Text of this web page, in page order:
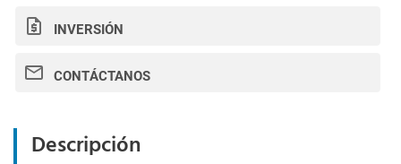
INVERSIÓN
CONTÁCTANOS
Descripción